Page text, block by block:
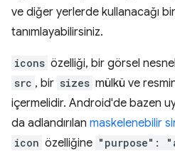
ve diğer yerlerde kullanacağı
tanımlayabilirsiniz.
icons özelliği, bir görsel
src , bir sizes mülkü ve
içermelidir. Android'de bazen
da adlandırılan maskelenebilir
icon özelliğine "purpose":